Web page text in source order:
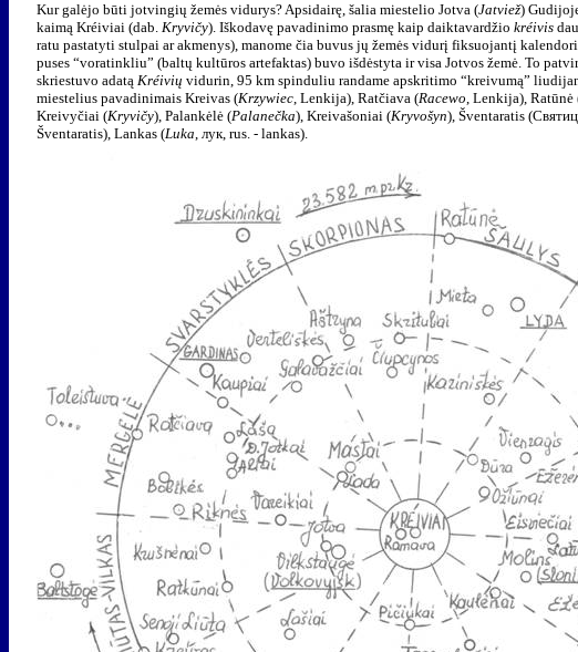
Kur galėjo būti jotvingių žemės vidurys? Apsidairę, šalia miestelio Jotva (Jatviež)
kaimą Kréiviai (dab. Kryvičy). Iškodavę pavadinimo prasmę kaip daiktavardžio kréivis
ratu pastatyti stulpai ar akmenys), manome čia buvus jų žemės vidurį fiksuojantį
puses “voratinkliu” (baltų kultūros artefaktas) buvo išdėstyta ir visa Jotvos žemė. To
skriestuvo adatą Kréivių vidurin, 95 km spinduliu randame apskritimo “kreivumą”
miestelius pavadinimais Kreivas (Krzywiec, Lenkija), Ratčiava (Racewo, Lenkija), Ratūnė
Kreivyčiai (Kryvičy), Palankėlė (Palanečka), Kreivašoniai (Kryvošyn), Šventaratis
Šventaratis), Lankas (Luka, лук, rus. - lankas).